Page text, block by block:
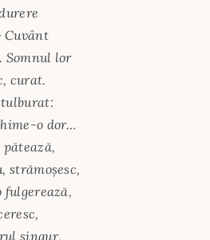
Cuvânt
Somnul lor
curat.
o dor…
strămoșesc,
fulgerează,
singur,